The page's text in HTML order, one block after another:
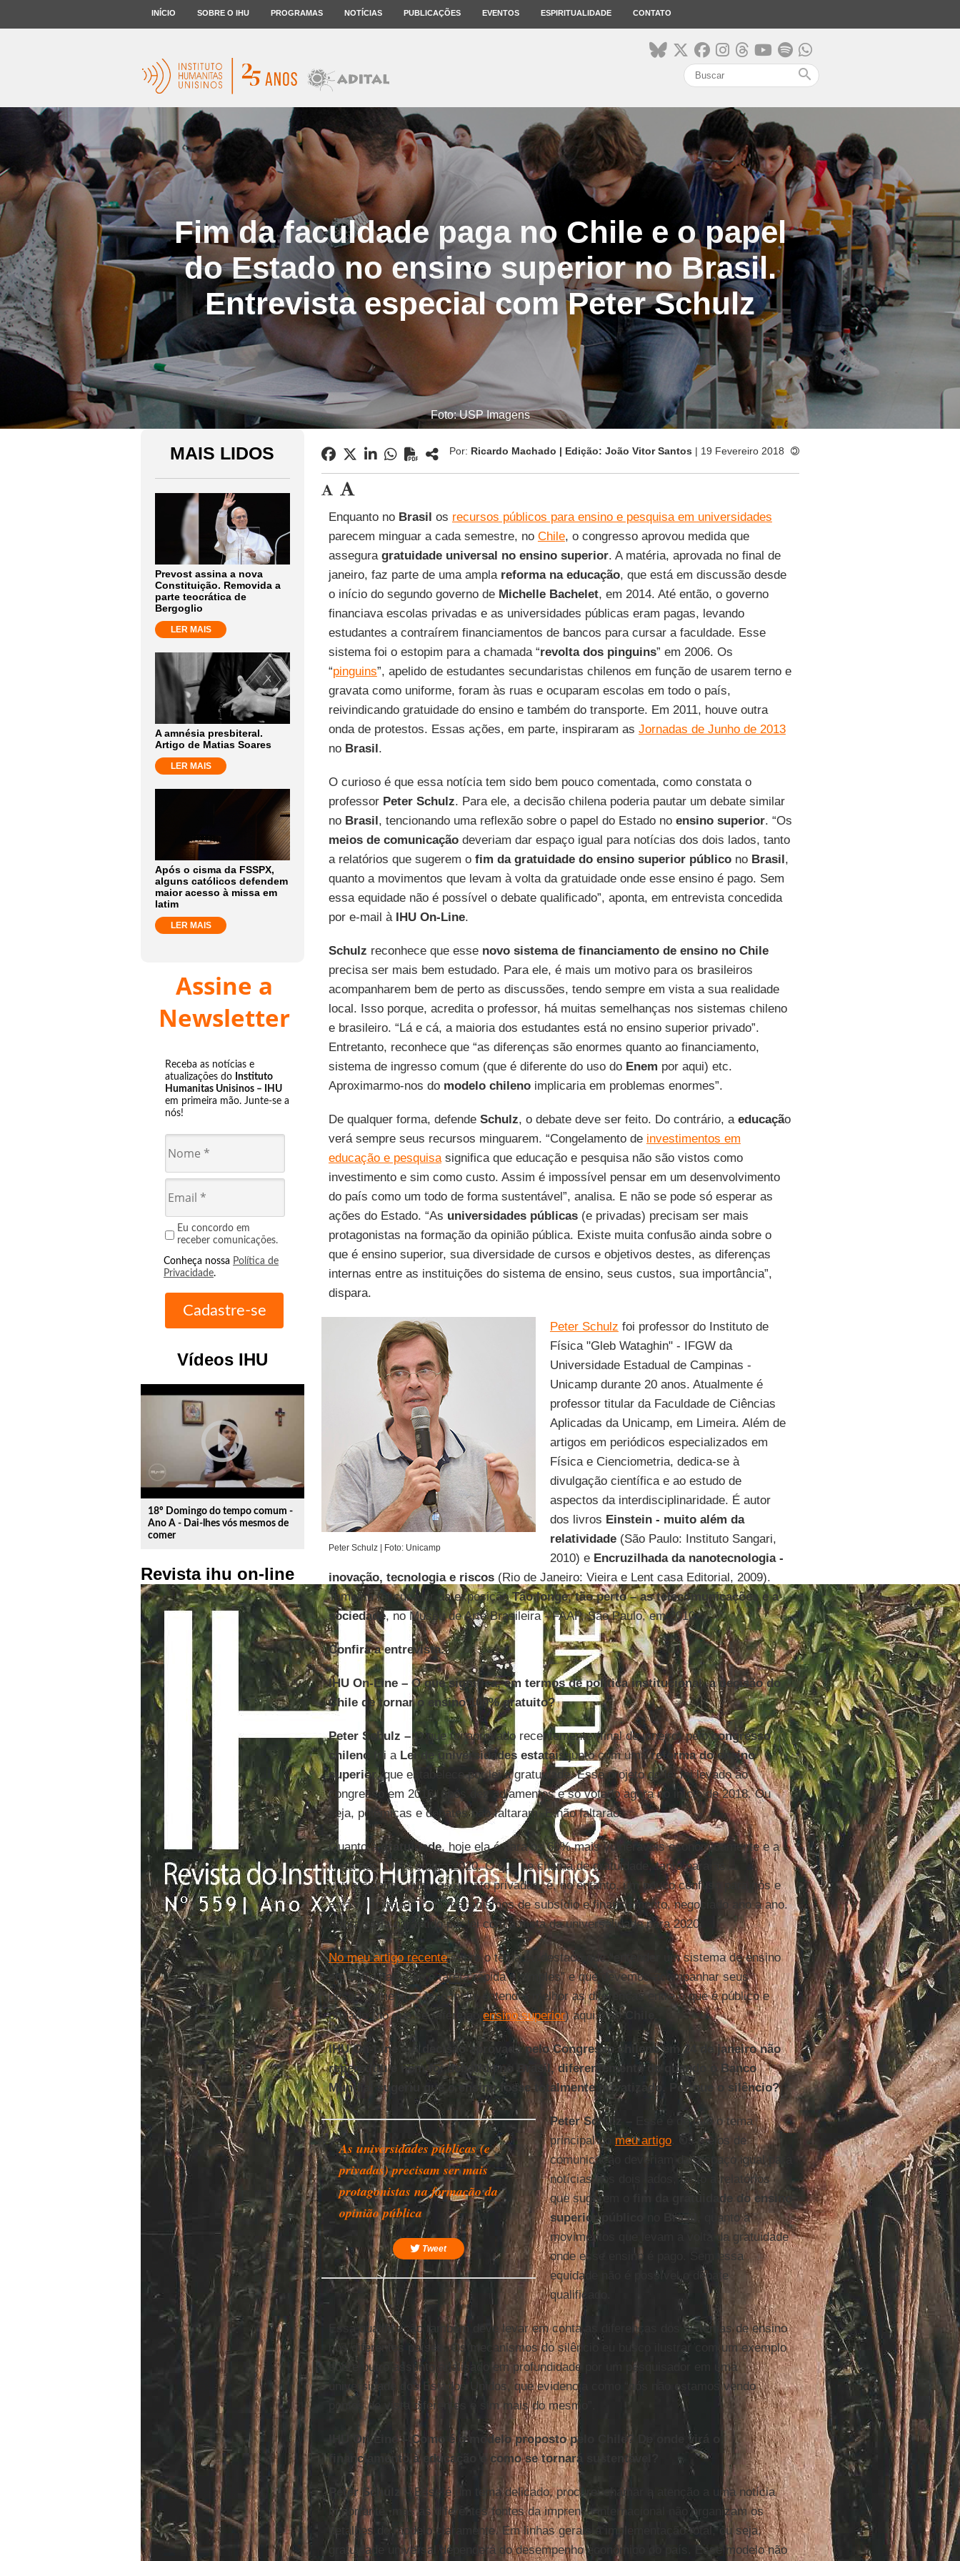
INÍCIO SOBRE O IHU PROGRAMAS NOTÍCIAS PUBLICAÇÕES EVENTOS ESPIRITUALIDADE CONTATO
search
Fim da faculdade paga no Chile e o papel
do Estado no ensino superior no Brasil.
Entrevista especial com Peter Schulz
Foto: USP Imagens
MAIS LIDOS
Prevost assina a nova
Constituição. Removida a
parte teocrática de
Bergoglio
LER MAIS
A amnésia presbiteral.
Artigo de Matias Soares
LER MAIS
Após o cisma da FSSPX,
alguns católicos defendem
maior acesso à missa em
latim
LER MAIS
Assine a
Newsletter
Receba as notícias e
atualizações do Instituto
Humanitas Unisinos – IHU
em primeira mão. Junte-se a
nós!
Eu concordo em
receber comunicações.
Conheça nossa Política de
Privacidade.
Vídeos IHU
play_circle_outline
18º Domingo do tempo comum -
Ano A - Dai-lhes vós mesmos de
comer
Revista ihu on-line
Por: Ricardo Machado | Edição: João Vitor Santos | 19 Fevereiro 2018
Enquanto no Brasil os recursos públicos para ensino e pesquisa em universidades
parecem minguar a cada semestre, no Chile, o congresso aprovou medida que
assegura gratuidade universal no ensino superior. A matéria, aprovada no final de
janeiro, faz parte de uma ampla reforma na educação, que está em discussão desde
o início do segundo governo de Michelle Bachelet, em 2014. Até então, o governo
financiava escolas privadas e as universidades públicas eram pagas, levando
estudantes a contraírem financiamentos de bancos para cursar a faculdade. Esse
sistema foi o estopim para a chamada “revolta dos pinguins” em 2006. Os
“pinguins”, apelido de estudantes secundaristas chilenos em função de usarem terno e
gravata como uniforme, foram às ruas e ocuparam escolas em todo o país,
reivindicando gratuidade do ensino e também do transporte. Em 2011, houve outra
onda de protestos. Essas ações, em parte, inspiraram as Jornadas de Junho de 2013
no Brasil.
O curioso é que essa notícia tem sido bem pouco comentada, como constata o
professor Peter Schulz. Para ele, a decisão chilena poderia pautar um debate similar
no Brasil, tencionando uma reflexão sobre o papel do Estado no ensino superior. “Os
meios de comunicaçãodeveriam dar espaço igual para notícias dos dois lados, tanto
a relatórios que sugerem o fim da gratuidade do ensino superior públicono Brasil,
quanto a movimentos que levam à volta da gratuidade onde esse ensino é pago. Sem
essa equidade não é possível o debate qualificado”, aponta, em entrevista concedida
por e-mail àIHU On-Line.
Schulz reconhece que esse novo sistema de financiamento de ensino no Chile
precisa ser mais bem estudado. Para ele, é mais um motivo para os brasileiros
acompanharem bem de perto as discussões, tendo sempre em vista a sua realidade
local. Isso porque, acredita o professor, há muitas semelhanças nos sistemas chileno
e brasileiro. “Lá e cá, a maioria dos estudantes está no ensino superior privado”.
Entretanto, reconhece que “as diferenças são enormes quanto ao financiamento,
sistema de ingresso comum (que é diferente do uso do Enem por aqui) etc.
Aproximarmo-nos do modelo chilenoimplicaria em problemas enormes”.
De qualquer forma, defende Schulz, o debate deve ser feito. Do contrário, a educação
verá sempre seus recursos minguarem. “Congelamento de investimentos em
educação e pesquisasignifica que educação e pesquisa não são vistos como
investimento e sim como custo. Assim é impossível pensar em um desenvolvimento
do país como um todo de forma sustentável”, analisa. E não se pode só esperar as
ações do Estado. “As universidades públicas(e privadas) precisam ser mais
protagonistas na formação da opinião pública. Existe muita confusão ainda sobre o
que é ensino superior, sua diversidade de cursos e objetivos destes, as diferenças
internas entre as instituições do sistema de ensino, seus custos, sua importância”,
dispara.
Peter Schulz | Foto: Unicamp
Peter Schulz foi professor do Instituto de
Física "Gleb Wataghin" - IFGW da
Universidade Estadual de Campinas -
Unicamp durante 20 anos. Atualmente é
professor titular da Faculdade de Ciências
Aplicadas da Unicamp, em Limeira. Além de
artigos em periódicos especializados em
Física e Cienciometria, dedica-se à
divulgação científica e ao estudo de
aspectos da interdisciplinaridade. É autor
dos livros Einstein - muito além da
relatividade(São Paulo: Instituto Sangari,
2010) e Encruzilhada da nanotecnologia -
inovação, tecnologia e riscos(Rio de Janeiro: Vieira e Lent casa Editorial, 2009).
Também foi curador da exposiçãoTão longe, tão perto – as telecomunicações e a
sociedade, no Museu de Arte Brasileira - FAAP, São Paulo, em 2010.
Confira a entrevista.
IHU On-Line – O que significa, em termos de política institucional, a decisão do
Chile de tornar o ensino 100% gratuito?
Peter Schulz –O que foi aprovado recentemente (final de janeiro) pelocongresso
chileno foi a Lei de universidades estataisjunto com umareforma do ensino
superior, que estabelece por lei a gratuidade. Esse projeto de lei foi levado ao
congresso em 2016, após dez adiamentos e só votado agora no início de 2018. Ou
seja, polêmicas e debates não faltaram. E não faltarão.
Quanto àgratuidade, hoje ela é para os 60% mais vulneráveis economicamente e a
meta dos 100% é para 2020. O que se chama de gratuidade, tanto para as
universidades públicas quanto privadas, é, no entanto, um pouco confuso para nós e
está relacionado com mecanismos de subsídio e financiamento, negociado ano a ano.
Agora seria garantido por lei com a meta da universalidade para 2020.
No meu artigo recentesobre o tema eu destaco que “entender um sistema de ensino
em outro país não é tarefa rápida e simples” e que devemos acompanhar seus
desdobramentos. Isso inclui entender melhor as diferenças entre o que é público e
privado (no que se refere aoensino superior) aqui e noChile
IHU On-Line – A decisão aprovada pelo Congresso chileno em 24 de janeiro não
repercutiu e nem foi debatida no Brasil, diferentemente de quando o Banco
Mundial sugeriu que o ensino fosse totalmente privatizado. Por que o silêncio?
As universidades públicas (e
privadas) precisam ser mais
protagonistas na formação da
opinião pública
Tweet
Peter Schulz –
Esse é de fato o tema
principal do meu artigo. Os meios de
comunicação deveriam dar espaço igual para
notícias dos dois lados, tanto a relatórios
que sugerem o
fim da gratuidade do ensino
superior público
Brasil
, quanto a
movimentos que levam a volta da gratuidade
onde esse ensino é pago. Sem essa
equidade não é possível o debate
qualificado.
Essa qualificação também deve levar em conta as diferenças dos sistemas de ensino
nos diferentes países. Os mecanismos do silêncio eu busco ilustrar com um exemplo
sobre outro assunto analisado em profundidade por um pesquisador em uma
universidade dos Estados Unidos, que evidencia como “nós não estamos vendo
pontos de vista diferentes e sim mais do mesmo”.
IHU On-Line – Como é o modelo proposto pelo Chile? De onde virá o
financiamento à educação e como se tornará sustentável?
Peter Schulz – Esse é um tema delicado, procurei chamar a atenção a uma notícia
importante, mas as diferentes fontes da imprensa internacional não organizam os
detalhes do modelo claramente. Em linhas gerais a implementação total, ou seja,
gratuidade universal dependerá do desempenho econômico do país. Esse modelo não